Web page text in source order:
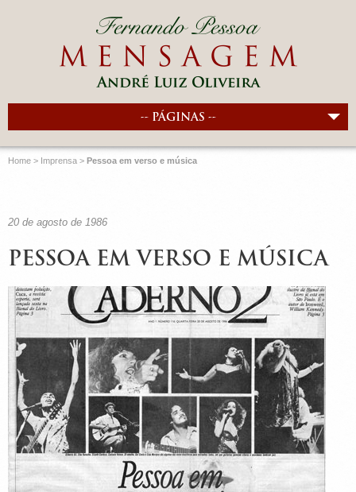
-- PÁGINAS --
Home > Imprensa > Pessoa em verso e música
20 de agosto de 1986
PESSOA EM VERSO E MÚSICA